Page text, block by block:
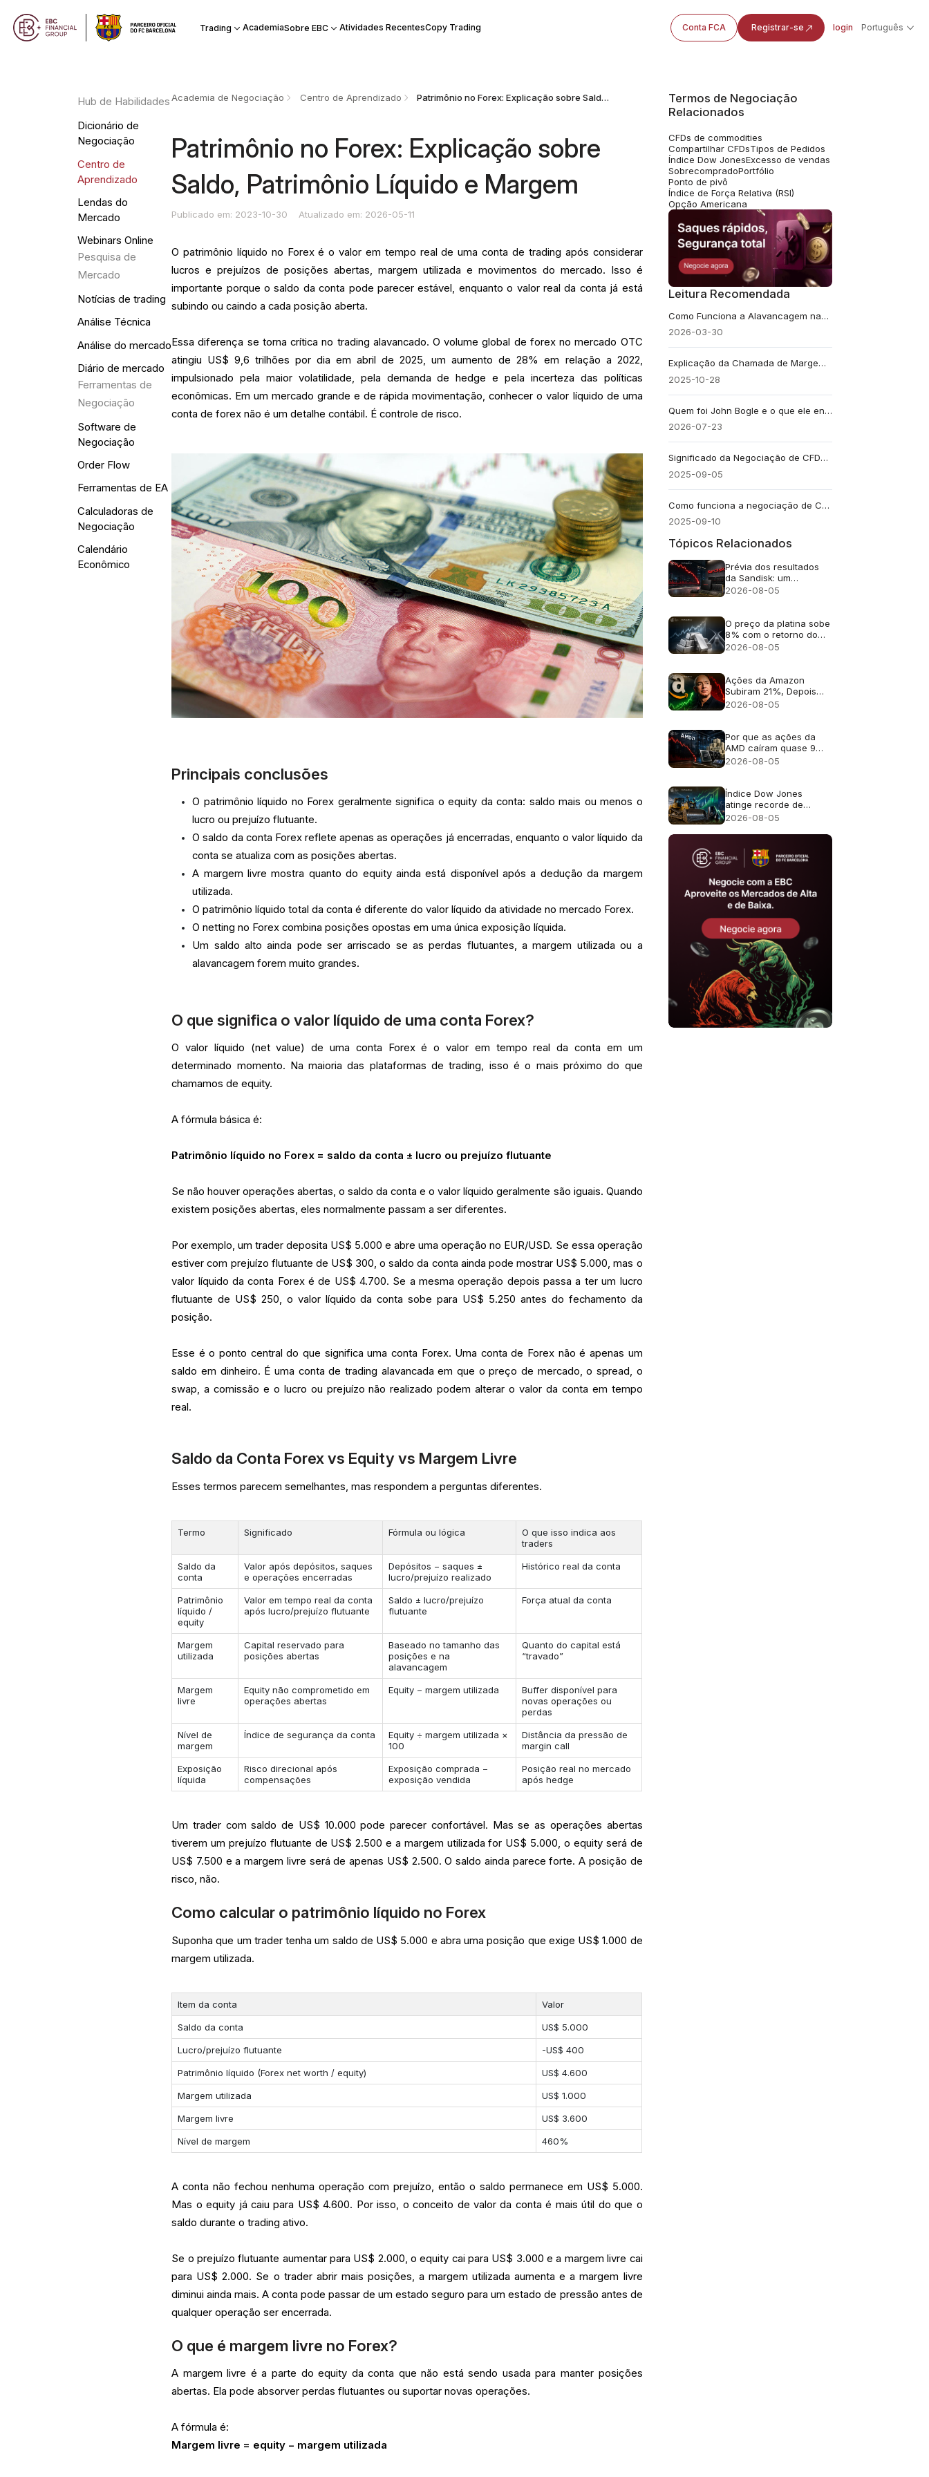
Trading AcademiaSobre EBC Atividades RecentesCopy Trading Conta FCA Registrar-se login Português
Hub de Habilidades
Dicionário de
Negociação
Centro de
Aprendizado
Lendas do
Mercado
Webinars Online
Pesquisa de
Mercado
Notícias de trading
Análise Técnica
Análise do mercado
Diário de mercado
Ferramentas de
Negociação
Software de
Negociação
Order Flow
Ferramentas de EA
Calculadoras de
Negociação
Calendário
Econômico
Academia de Negociação Centro de Aprendizado Patrimônio no Forex: Explicação sobre Saldo, Patrimônio Líquido e Margem
Patrimônio no Forex: Explicação sobre
Saldo, Patrimônio Líquido e Margem
Publicado em: 2023-10-30 Atualizado em: 2026-05-11
O patrimônio líquido no Forex é o valor em tempo real de uma conta de trading após considerar
lucros e prejuízos de posições abertas, margem utilizada e movimentos do mercado. Isso é
importante porque o saldo da conta pode parecer estável, enquanto o valor real da conta já está
subindo ou caindo a cada posição aberta.
Essa diferença se torna crítica no trading alavancado. O volume global de forex no mercado OTC
atingiu US$ 9,6 trilhões por dia em abril de 2025, um aumento de 28% em relação a 2022,
impulsionado pela maior volatilidade, pela demanda de hedge e pela incerteza das políticas
econômicas. Em um mercado grande e de rápida movimentação, conhecer o valor líquido de uma
conta de forex não é um detalhe contábil. É controle de risco.
Principais conclusões
O patrimônio líquido no Forex geralmente significa o equity da conta: saldo mais ou menos o
lucro ou prejuízo flutuante.
O saldo da conta Forex reflete apenas as operações já encerradas, enquanto o valor líquido da
conta se atualiza com as posições abertas.
A margem livre mostra quanto do equity ainda está disponível após a dedução da margem
utilizada.
O patrimônio líquido total da conta é diferente do valor líquido da atividade no mercado Forex.
O netting no Forex combina posições opostas em uma única exposição líquida.
Um saldo alto ainda pode ser arriscado se as perdas flutuantes, a margem utilizada ou a
alavancagem forem muito grandes.
O que significa o valor líquido de uma conta Forex?
O valor líquido (net value) de uma conta Forex é o valor em tempo real da conta em um
determinado momento. Na maioria das plataformas de trading, isso é o mais próximo do que
chamamos de equity.
A fórmula básica é:
Patrimônio líquido no Forex = saldo da conta ± lucro ou prejuízo flutuante
Se não houver operações abertas, o saldo da conta e o valor líquido geralmente são iguais. Quando
existem posições abertas, eles normalmente passam a ser diferentes.
Por exemplo, um trader deposita US$ 5.000 e abre uma operação no EUR/USD. Se essa operação
estiver com prejuízo flutuante de US$ 300, o saldo da conta ainda pode mostrar US$ 5.000, mas o
valor líquido da conta Forex é de US$ 4.700. Se a mesma operação depois passa a ter um lucro
flutuante de US$ 250, o valor líquido da conta sobe para US$ 5.250 antes do fechamento da
posição.
Esse é o ponto central do que significa uma conta Forex. Uma conta de Forex não é apenas um
saldo em dinheiro. É uma conta de trading alavancada em que o preço de mercado, o spread, o
swap, a comissão e o lucro ou prejuízo não realizado podem alterar o valor da conta em tempo
real.
Saldo da Conta Forex vs Equity vs Margem Livre
Esses termos parecem semelhantes, mas respondem a perguntas diferentes.
Termo Significado Fórmula ou lógica
O que isso indica aos
traders
Saldo da
conta
Valor após depósitos, saques
e operações encerradas
Depósitos − saques ±
lucro/prejuízo realizado
Histórico real da conta
Patrimônio
líquido /
equity
Valor em tempo real da conta
após lucro/prejuízo flutuante
Saldo ± lucro/prejuízo
flutuante
Força atual da conta
Margem
utilizada
Capital reservado para
posições abertas
Baseado no tamanho das
posições e na
alavancagem
Quanto do capital está
“travado”
Margem
livre
Equity não comprometido em
operações abertas
Equity − margem utilizada
Buffer disponível para
novas operações ou
perdas
Nível de
margem
Índice de segurança da conta
Equity ÷ margem utilizada ×
100
Distância da pressão de
margin call
Exposição
líquida
Risco direcional após
compensações
Exposição comprada −
exposição vendida
Posição real no mercado
após hedge
Um trader com saldo de US$ 10.000 pode parecer confortável. Mas se as operações abertas
tiverem um prejuízo flutuante de US$ 2.500 e a margem utilizada for US$ 5.000, o equity será de
US$ 7.500 e a margem livre será de apenas US$ 2.500. O saldo ainda parece forte. A posição de
risco, não.
Como calcular o patrimônio líquido no Forex
Suponha que um trader tenha um saldo de US$ 5.000 e abra uma posição que exige US$ 1.000 de
margem utilizada.
Item da conta Valor
Saldo da conta US$ 5.000
Lucro/prejuízo flutuante -US$ 400
Patrimônio líquido (Forex net worth / equity) US$ 4.600
Margem utilizada US$ 1.000
Margem livre US$ 3.600
Nível de margem 460%
A conta não fechou nenhuma operação com prejuízo, então o saldo permanece em US$ 5.000.
Mas o equity já caiu para US$ 4.600. Por isso, o conceito de valor da conta é mais útil do que o
saldo durante o trading ativo.
Se o prejuízo flutuante aumentar para US$ 2.000, o equity cai para US$ 3.000 e a margem livre cai
para US$ 2.000. Se o trader abrir mais posições, a margem utilizada aumenta e a margem livre
diminui ainda mais. A conta pode passar de um estado seguro para um estado de pressão antes de
qualquer operação ser encerrada.
O que é margem livre no Forex?
A margem livre é a parte do equity da conta que não está sendo usada para manter posições
abertas. Ela pode absorver perdas flutuantes ou suportar novas operações.
A fórmula é:
Margem livre = equity − margem utilizada
Termos de Negociação
Relacionados
CFDs de commodities
Compartilhar CFDsTipos de Pedidos
Índice Dow JonesExcesso de vendas
SobrecompradoPortfólio
Ponto de pivô
Índice de Força Relativa (RSI)
Opção Americana
Leitura Recomendada
Como Funciona a Alavancagem nas Operações de Trading e nas Compras com Margem
2026-03-30
Explicação da Chamada de Margem: Stop-Outs e Fechamentos Forçados
2025-10-28
Quem foi John Bogle e o que ele ensina sobre investir
2026-07-23
Significado da Negociação de CFDs: Como Funcionam os Contratos por Diferença
2025-09-05
Como funciona a negociação de CFDs: um guia claro antes de começar
2025-09-10
Tópicos Relacionados
Prévia dos resultados
da Sandisk: um
crescimento de receita
47% em julho?
2026-08-05
O preço da platina sobe
8% com o retorno do
foco ao déficit de oferta
2026-08-05
Ações da Amazon
Subiram 21%, Depois
Bezos Registrou Venda
2026-08-05
Por que as ações da
AMD caíram quase 9%
apesar da receita
2026-08-05
Índice Dow Jones
atinge recorde de
54.085 pontos:
alta, alívio com o
petróleo amplia o rali
2026-08-05